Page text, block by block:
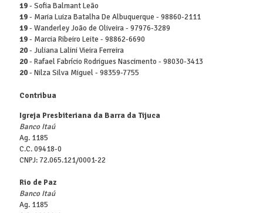
19- Sofia Balmant Leão
19- Maria Luiza Batalha De Albuquerque - 98860-2111
19- Wanderley João de Oliveira - 97976-3289
19- Marcia Ribeiro Leite - 98862-6690
20- Juliana‌ ‌Lalini‌ ‌Vieira‌ ‌Ferreira‌
20- Rafael Fabrício Rodrigues Nascimento - 98030-3413
20- Nilza Silva Miguel - 98359-7755
Contribua
Igreja Presbiteriana da Barra da Tijuca
Banco Itaú
Ag. 1185
C.C. 09418-0
CNPJ: 72.065.121/0001-22
Rio de Paz
Banco Itaú
Ag. 1185